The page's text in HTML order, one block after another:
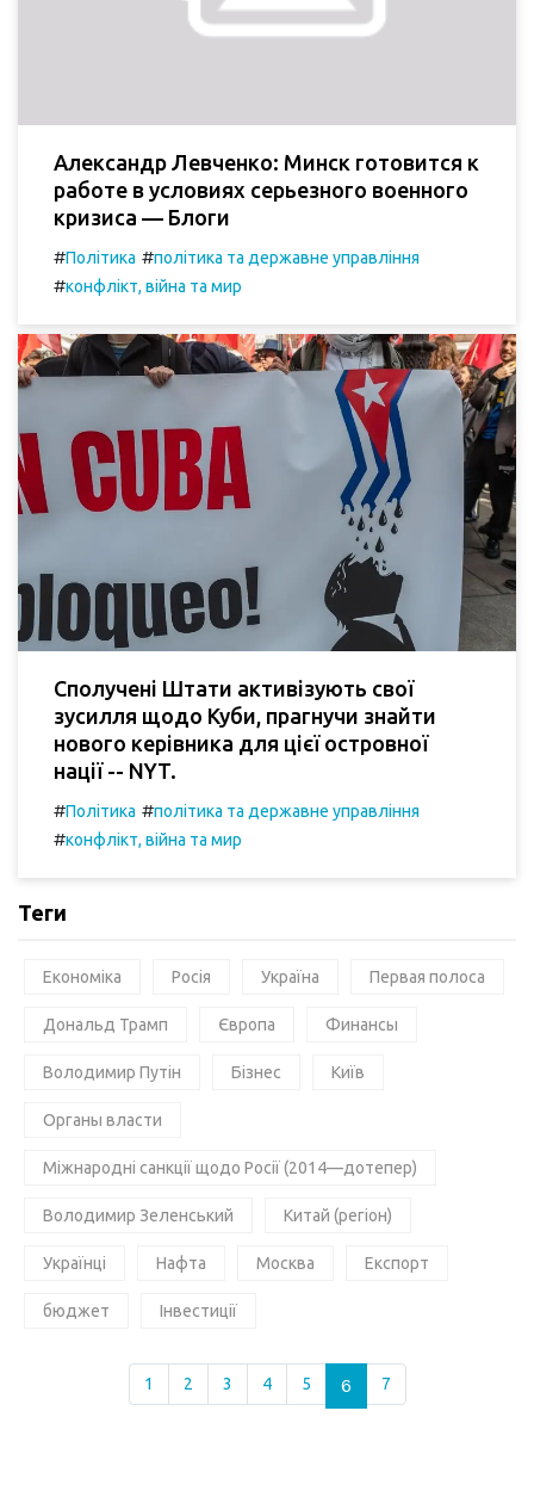
Александр Левченко: Минск готовится к
работе в условиях серьезного военного
кризиса — Блоги
#Політика #політика та державне управління
#конфлікт, війна та мир
Сполучені Штати активізують свої
зусилля щодо Куби, прагнучи знайти
нового керівника для цієї островної
нації -- NYT.
#Політика #політика та державне управління
#конфлікт, війна та мир
Теги
Економіка Росія Україна Первая полоса
Дональд Трамп Європа Финансы
Володимир Путін Бізнес Київ
Органы власти
Міжнародні санкції щодо Росії (2014—дотепер)
Володимир Зеленський Китай (регіон)
Українці Нафта Москва Експорт
бюджет Інвестиції
1 2 3 4 5 6 7